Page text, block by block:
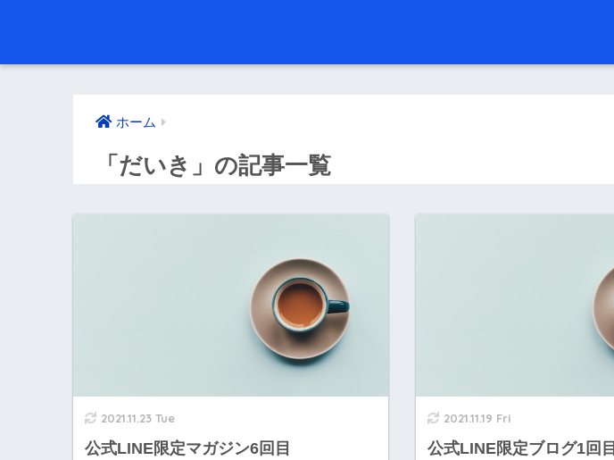
ホーム
「だいき」の記事一覧
2021.11.23 Tue
公式LINE限定マガジン6回目
2021.11.19 Fri
公式LINE限定ブログ1回目